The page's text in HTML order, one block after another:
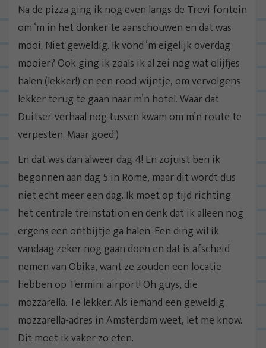
Na de pizza ging ik nog even langs de Trevi fontein
om ‘m in het donker te aanschouwen en dat was
mooi. Niet geweldig. Ik vond ‘m eigelijk overdag
mooier? Ook ging ik zoals ik al zei nog wat olijfjes
halen (lekker!) en een rood wijntje, om vervolgens
lekker terug te gaan naar m’n hotel. Waar dat
Duitser-verhaal nog tussen kwam om m’n route te
verpesten. Maar goed:)
En dat was dan alweer dag 4! En zojuist ben ik
begonnen aan dag 5 in Rome, maar dit wordt dus
niet echt meer een dag. Ik moet op tijd richting
het centrale treinstation en denk dat ik alleen nog
ergens een ontbijtje ga halen. Een ding wil ik
vandaag zeker nog gaan doen en dat is afscheid
nemen van Obika, want ze zouden een locatie
hebben op Termini airport! Oh guys, die
mozzarella. Te lekker. Als iemand een geweldig
mozzarella-adres in Amsterdam weet, let me know.
Dit moet ik vaker zo eten.